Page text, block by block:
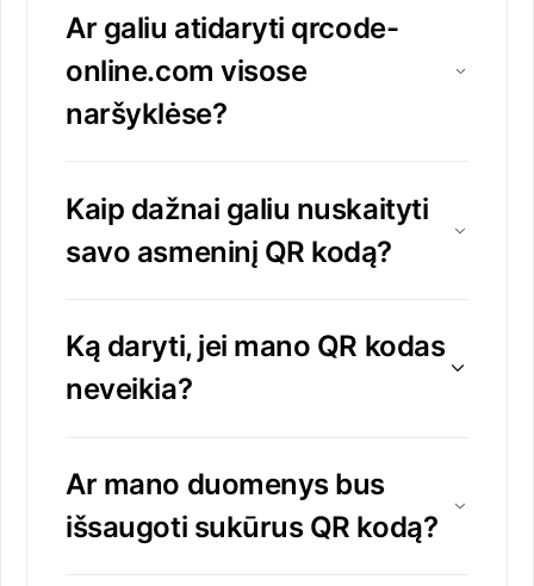
Ar galiu atidaryti qrcode-
online.com visose
naršyklėse?
Kaip dažnai galiu nuskaityti
savo asmeninį QR kodą?
Ką daryti, jei mano QR kodas
neveikia?
Ar mano duomenys bus
išsaugoti sukūrus QR kodą?